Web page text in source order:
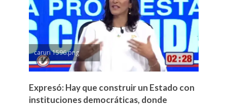
caruri 1596.png
Expresó: Hay que construir un Estado con
instituciones democráticas, donde